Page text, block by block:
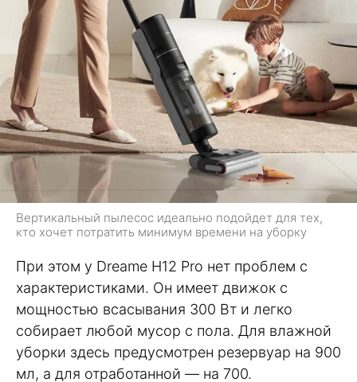
Вертикальный пылесос идеально подойдет для тех,
кто хочет потратить минимум времени на уборку
При этом у Dreame H12 Pro нет проблем с
характеристиками. Он имеет движок с
мощностью всасывания 300 Вт и легко
собирает любой мусор с пола. Для влажной
уборки здесь предусмотрен резервуар на 900
мл, а для отработанной — на 700.